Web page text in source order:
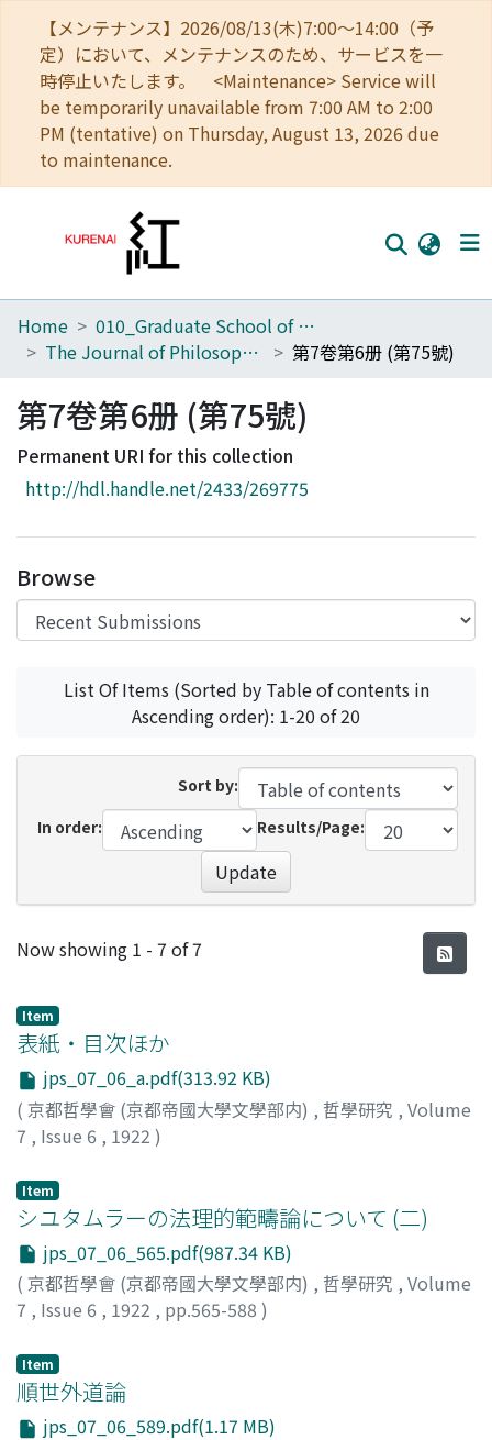
【メンテナンス】2026/08/13(木)7:00～14:00（予
定）において、メンテナンスのため、サービスを一
時停止いたします。 <Maintenance> Service will
be temporarily unavailable from 7:00 AM to 2:00
PM (tentative) on Thursday, August 13, 2026 due
to maintenance.
Home
Browse
Download Ranking
Access Statistics
Home
010_Graduate School of Letters
The Journal of Philosophical Studies
第7卷第6册 (第75號)
第7卷第6册 (第75號)
Permanent URI for this collection
http://hdl.handle.net/2433/269775
Browse
List Of Items (Sorted by Table of contents in
Ascending order): 1-20 of 20
Sort by:
In order:
Results/Page:
Update
Recent Submissions
Now showing 1 - 7 of 7
Item
表紙・目次ほか
jps_07_06_a.pdf(313.92 KB)
( 京都哲學會 (京都帝國大學文學部内) , 哲學研究 , Volume
7 , Issue 6 , 1922 )
Item
シユタムラーの法理的範疇論について (二)
jps_07_06_565.pdf(987.34 KB)
( 京都哲學會 (京都帝國大學文學部内) , 哲學研究 , Volume
7 , Issue 6 , 1922 , pp.565-588 )
Item
順世外道論
jps_07_06_589.pdf(1.17 MB)